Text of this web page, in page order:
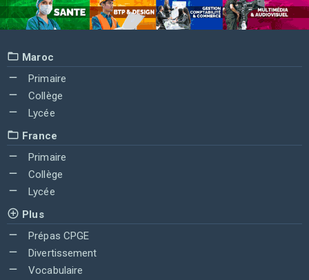
Maroc
Primaire
Collège
Lycée
France
Primaire
Collège
Lycée
Plus
Prépas CPGE
Divertissement
Vocabulaire